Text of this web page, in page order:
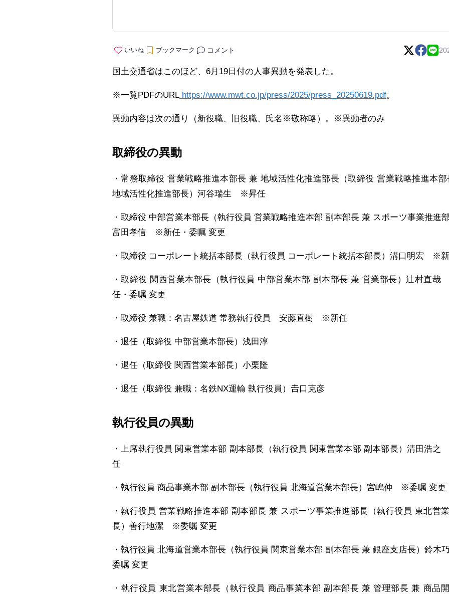
いいね ブックマーク コメント
国土交通省はこのほど、6月19日付の人事異動を発表した。
※一覧PDFのURL https://www.mwt.co.jp/press/2025/press_20250619.pdf。
異動内容は次の通り（新役職、旧役職、氏名※敬称略）。※異動者のみ
取締役の異動
・常務取締役 営業戦略推進本部長 兼 地域活性化推進部長（取締役 営業戦略推進本
地域活性化推進部長）河谷瑞生 ※昇任
・取締役 中部営業本部長（執行役員 営業戦略推進本部 副本部長 兼 スポーツ事業推進部
富田孝信 ※新任・委嘱 変更
・取締役 コーポレート統括本部長（執行役員 コーポレート統括本部長）溝口明宏 ※
・取締役 関西営業本部長（執行役員 中部営業本部 副本部長 兼 営業部長）辻村直
任・委嘱 変更
・取締役 兼職：名古屋鉄道 常務執行役員 安藤直樹 ※新任
・退任（取締役 中部営業本部長）浅田淳
・退任（取締役 関西営業本部長）小栗隆
・退任（取締役 兼職：名鉄NX運輸 執行役員）𠮷口克彦
執行役員の異動
・上席執行役員 関東営業本部 副本部長（執行役員 関東営業本部 副本部長）清田浩
任
・執行役員 商品事業本部 副本部長（執行役員 北海道営業本部長）宮嶋伸 ※委嘱 変更
・執行役員 営業戦略推進本部 副本部長 兼 スポーツ事業推進部長（執行役員 東北営
長）善行地潔 ※委嘱 変更
・執行役員 北海道営業本部長（執行役員 関東営業本部 副本部長 兼 銀座支店長）鈴
委嘱 変更
・執行役員 東北営業本部長（執行役員 商品事業本部 副本部長 兼 管理部長 兼 商品